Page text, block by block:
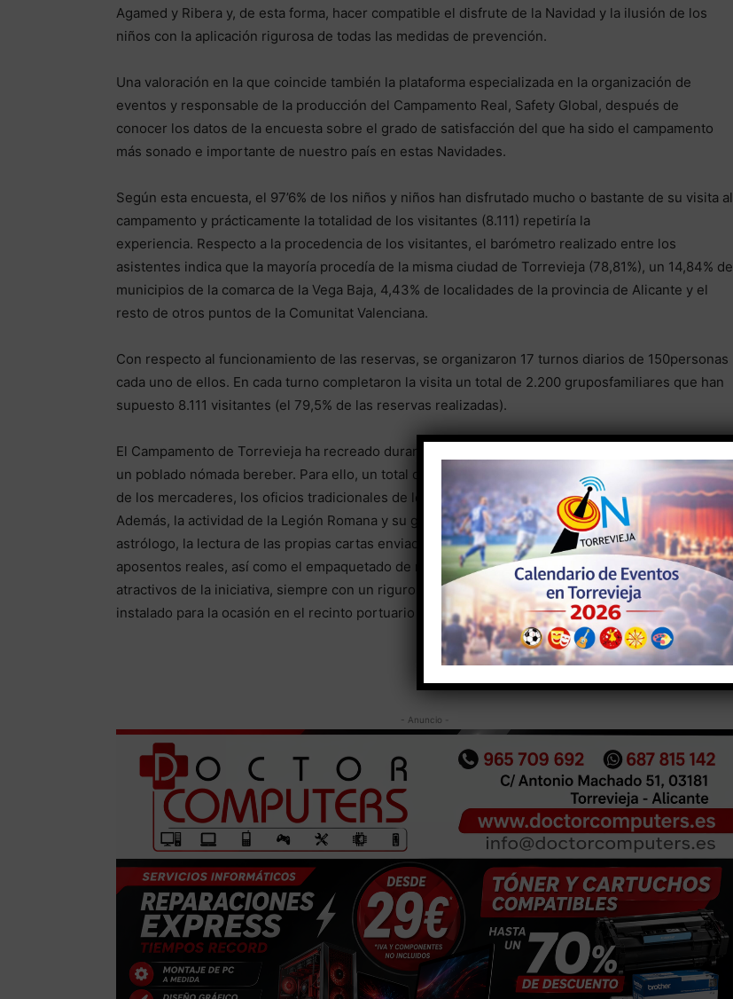
Agamed y Ribera y, de esta forma, hacer compatible el disfrute de la Navidad y la ilusión de los
niños con la aplicación rigurosa de todas las medidas de prevención.
Una valoración en la que coincide también la plataforma especializada en la organización de
eventos y responsable de la producción del Campamento Real, Safety Global, después de
conocer los datos de la encuesta sobre el grado de satisfacción del que ha sido el campamento
más sonado e importante de nuestro país en estas Navidades.
Según esta encuesta, el 97’6% de los niños y niños han disfrutado mucho o bastante de su visita al
campamento y prácticamente la totalidad de los visitantes (8.111) repetiría la
experiencia. Respecto a la procedencia de los visitantes, el barómetro realizado entre los
asistentes indica que la mayoría procedía de la misma ciudad de Torrevieja (78,81%), un 14,84% de
municipios de la comarca de la Vega Baja, 4,43% de localidades de la provincia de Alicante y el
resto de otros puntos de la Comunitat Valenciana.
Con respecto al funcionamiento de las reservas, se organizaron 17 turnos diarios de 150personas
cada uno de ellos. En cada turno completaron la visita un total de 2.200 gruposfamiliares que han
supuesto 8.111 visitantes (el 79,5% de las reservas realizadas).
El Campamento de Torrevieja ha recreado durante cuatro días, del 2 al 5 de enero, la actividad de
un poblado nómada bereber. Para ello, un total de 40 actores han reflejado cómo era la actividad
de los mercaderes, los oficios tradicionales de leñadores, herreros y panaderos, entre otros.
Además, la actividad de la Legión Romana y su guardia pretoriana, las predicciones deun
astrólogo, la lectura de las propias cartas enviadas por los niños y niñas, la visita alas jaimas y
aposentos reales, así como el empaquetado de regalos, también han sido los principales
atractivos de la iniciativa, siempre con un riguroso control del flujo de personas en el recinto
instalado para la ocasión en el recinto portuario de Torrevieja.
- Anuncio -